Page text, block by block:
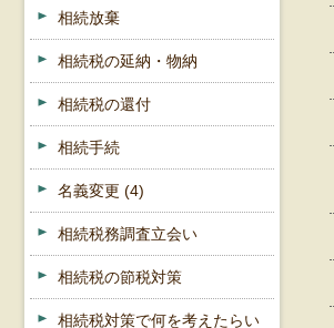
相続放棄
相続税の延納・物納
相続税の還付
相続手続
名義変更 (4)
相続税務調査立会い
相続税の節税対策
相続税対策で何を考えたらい